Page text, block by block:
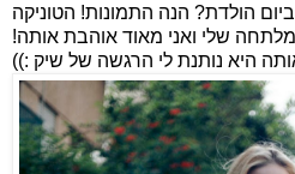
הולדת? הנה התמונות! הטוניקה
שלי ואני מאוד אוהבת אותה!
היא נותנת לי הרגשה של שיק :))